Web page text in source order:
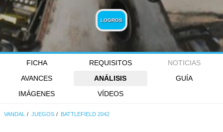
LOGROS
FICHA REQUISITOS
NOTICIAS
AVANCES
ANÁLISIS
GUÍA
IMÁGENES
VÍDEOS
VANDAL JUEGOS BATTLEFIELD 2042